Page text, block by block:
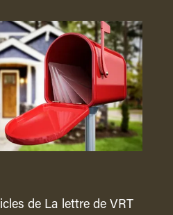
de La lettre de VRT